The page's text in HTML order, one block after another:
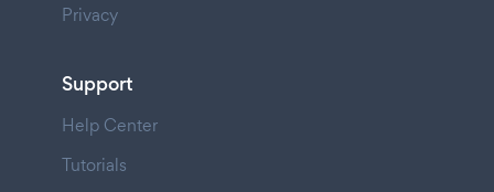
Privacy
Support
Help Center
Tutorials